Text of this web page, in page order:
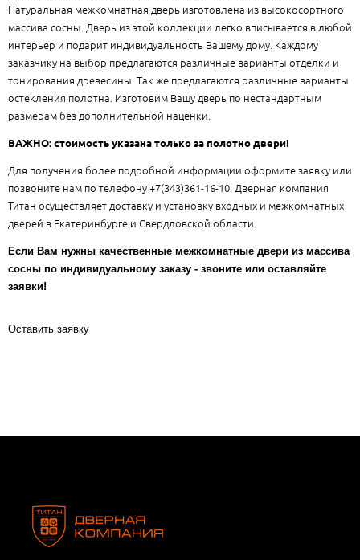
Натуральная межкомнатная дверь изготовлена из высокосортного
массива сосны. Дверь из этой коллекции легко вписывается в любой
интерьер и подарит индивидуальность Вашему дому. Каждому
заказчику на выбор предлагаются различные варианты отделки и
тонирования древесины. Так же предлагаются различные варианты
остекления полотна. Изготовим Вашу дверь по нестандартным
размерам без дополнительной наценки.
ВАЖНО: стоимость указана только за полотно двери!
Для получения более подробной информации оформите заявку или
позвоните нам по телефону +7(343)361-16-10. Дверная компания
Титан осуществляет доставку и установку входных и межкомнатных
дверей в Екатеринбурге и Свердловской области.
Если Вам нужны качественные межкомнатные двери из массива
сосны по индивидуальному заказу - звоните или оставляйте
заявки!
Оставить заявку